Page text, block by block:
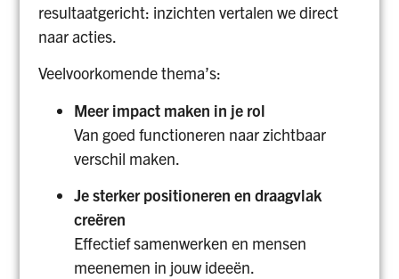
resultaatgericht: inzichten vertalen we direct
naar acties.
Veelvoorkomende thema’s:
Meer impact maken in je rol
Van goed functioneren naar zichtbaar
verschil maken.
Je sterker positioneren en draagvlak
creëren
Effectief samenwerken en mensen
meenemen in jouw ideeën.